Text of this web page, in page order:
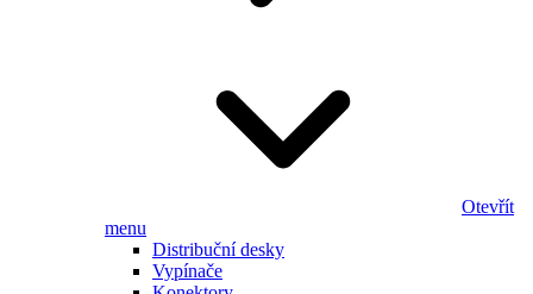
Otevřít
menu
Distribuční desky
Vypínače